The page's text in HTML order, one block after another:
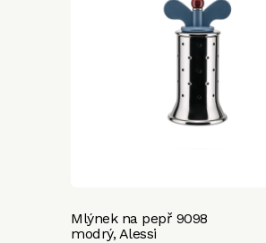
Mlýnek na pepř 9098
modrý, Alessi